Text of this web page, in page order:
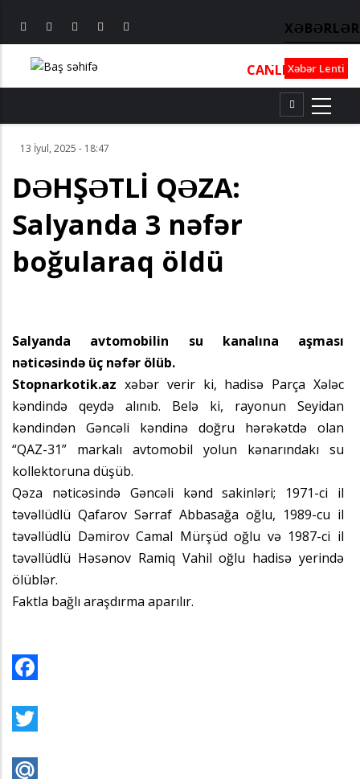
XƏBƏRLƏR
Xəbər Lenti
CANLI┃TV┃FM
13 İyul, 2025 - 18:47
DƏHŞƏTLİ QƏZA:
Salyanda 3 nəfər
boğularaq öldü
Salyanda avtomobilin su kanalına aşması
nəticəsində üç nəfər ölüb.
Stopnarkotik.az xəbər verir ki, hadisə Parça Xələc
kəndində qeydə alınıb. Belə ki, rayonun Seyidan
kəndindən Gəncəli kəndinə doğru hərəkətdə olan
“QAZ-31” markalı avtomobil yolun kənarındakı su
kollektoruna düşüb.
Qəza nəticəsində Gəncəli kənd sakinləri; 1971-ci il
təvəllüdlü Qafarov Sərraf Abbasağa oğlu, 1989-cu il
təvəllüdlü Dəmirov Camal Mürşüd oğlu və 1987-ci il
təvəllüdlü Həsənov Ramiq Vahil oğlu hadisə yerində
ölüblər.
Faktla bağlı araşdırma aparılır.